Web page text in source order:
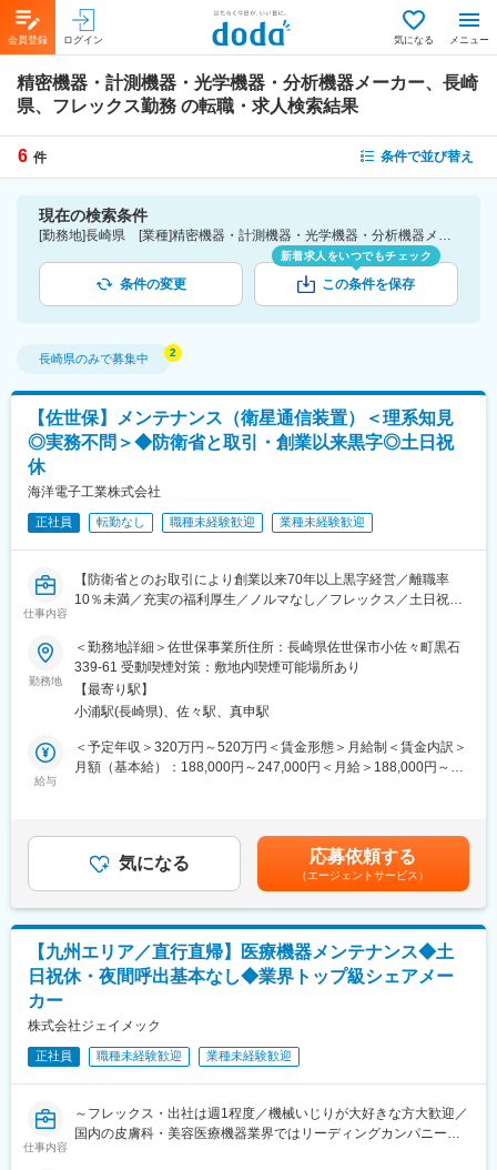
会員登録 ログイン 気になる メニュー
精密機器・計測機器・光学機器・分析機器メーカー、長崎
県、フレックス勤務 の転職・求人検索結果
6 件 条件で並び替え
現在の検索条件
[勤務地]長崎県 [業種]精密機器・計測機器・光学機器・分析機器メーカー-メーカー（機械・電気）業界 [詳細条件](休日・働き方)フレックス勤務
条件の変更
新着求人をいつでもチェック
この条件を保存
長崎県のみで募集中
【佐世保】メンテナンス（衛星通信装置）＜理系知見
◎実務不問＞◆防衛省と取引・創業以来黒字◎土日祝
休
海洋電子工業株式会社
正社員 転勤なし 職種未経験歓迎 業種未経験歓迎
仕事内容
【防衛省とのお取引により創業以来70年以上黒字経営／離職率
10％未満／充実の福利厚生／ノルマなし／フレックス／土日祝休
■業務概要：
防衛省の艦船等に搭載されている衛星通信装置や航法装置等、各
種通信電子機器のメンテナンスを行って頂きます。当社製品の
他、各メーカー機器のメンテナンスや最新護衛艦の建造支援な
ど、幅広い知識・技術が身につきます。
張して行うこともあります。
・顧客との打ち合わせ、技術部や営業とも連携を取りながら進め
あります。出張手当が別途支給されますのでご安心下さい。出張
先での残業は基本ございません。
・最新機器を扱うことも多いため、技術・資格取得など支援しま
・土日祝休み・事業所内残業月平均10～20H・国防関連なので、
ため、基本的に転勤無し
・将来のライフプランを設計しやすい環境
勤務地
＜勤務地詳細＞佐世保事業所住所：長崎県佐世保市小佐々町黒石
339-61 受動喫煙対策：敷地内喫煙可能場所あり
【最寄り駅】
小浦駅(長崎県)、佐々駅、真申駅
給与
＜予定年収＞320万円～520万円＜賃金形態＞月給制＜賃金内訳＞
月額（基本給）：188,000円～247,000円＜月給＞188,000円～
収：・530万円 入社7年目 メンバー30歳／月給29万円＋賞与4か
月分以上・470万円 入社5年目 メンバー27歳／月給26万円＋賞与
4か月分以上賃金はあくまでも目安の金額であり、選考を通じて上
下する可能性があります。月給(月額)は固定手当を含めた表記で
す。
気になる 応募依頼する
（エージェントサービス）
【九州エリア／直行直帰】医療機器メンテナンス◆土
日祝休・夜間呼出基本なし◆業界トップ級シェアメー
カー
株式会社ジェイメック
正社員 職種未経験歓迎 業種未経験歓迎
仕事内容
～フレックス・出社は週1程度／機械いじりが大好きな方大歓迎／
国内の皮膚科・美容医療機器業界ではリーディングカンパニーと